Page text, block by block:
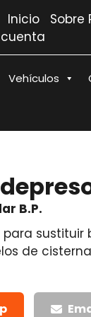
Inicio Sobre
cuenta
Vehículos
B.P.
para
de